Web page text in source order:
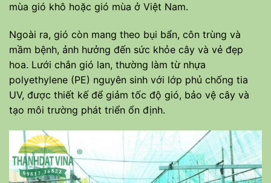
mùa gió khô hoặc gió mùa ở Việt Nam.
Ngoài ra, gió còn mang theo bụi bẩn, côn trùng và
mầm bệnh, ảnh hưởng đến sức khỏe cây và vẻ đẹp
hoa. Lưới chắn gió lan, thường làm từ nhựa
polyethylene (PE) nguyên sinh với lớp phủ chống tia
UV, được thiết kế để giảm tốc độ gió, bảo vệ cây và
tạo môi trường phát triển ổn định.